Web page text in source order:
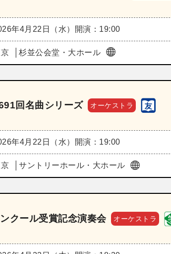
年4月22日（水） 開演：19:00
杉並公会堂・大ホール
回名曲シリーズ オーケストラ
年4月22日（水） 開演：19:00
サントリーホール・大ホール
クール受賞記念演奏会 オーケストラ